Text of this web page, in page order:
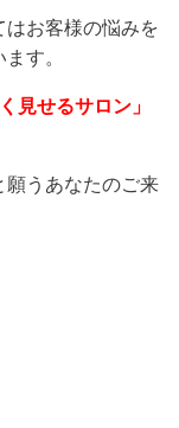
お客様の悩みを
す。
見せるサロン」
願うあなたのご来
ease